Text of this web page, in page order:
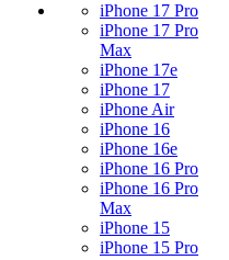
iPhone 17 Pro
iPhone 17 Pro
Max
iPhone 17e
iPhone 17
iPhone Air
iPhone 16
iPhone 16e
iPhone 16 Pro
iPhone 16 Pro
Max
iPhone 15
iPhone 15 Pro